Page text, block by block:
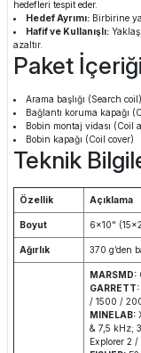
hedefleri tespit eder.
Hedef Ayrımı: Birbirine
Hafif ve Kullanışlı:
azaltır.
Paket İçeriği
Arama başlığı (Search coil)
Bağlantı koruma kapağı
Bobin montaj vidası (Coil
Bobin kapağı (Coil cover)
Teknik
Özellik Açıklama
Boyut 6x10"
Ağırlık 370 g’den
MARSMD:
GARRETT:
/ 1500 /
MINELAB:
& 7,5 kHz;
Explorer 2 /